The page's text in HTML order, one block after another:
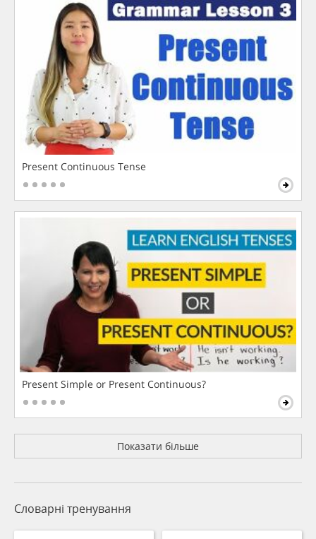
Present Continuous Tense
Present Simple or Present Continuous?
Показати більше
Словарні тренування